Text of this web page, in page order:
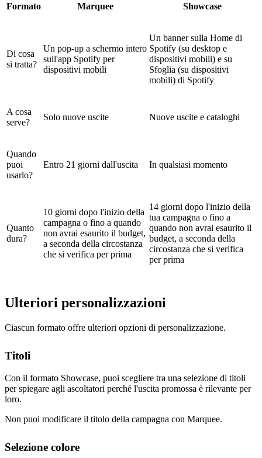
Formato Marquee Showcase
Di cosa
si tratta?
Un pop-up a schermo intero
sull'app Spotify per
dispositivi mobili
Un banner sulla Home di
Spotify (su desktop e
dispositivi mobili) e su
Sfoglia (su dispositivi
mobili) di Spotify
A cosa
serve?
Solo nuove uscite Nuove uscite e cataloghi
Quando
puoi
usarlo?
Entro 21 giorni dall'uscita In qualsiasi momento
Quanto
dura?
10 giorni dopo l'inizio della
campagna o fino a quando
non avrai esaurito il budget,
a seconda della circostanza
che si verifica per prima
14 giorni dopo l'inizio della
tua campagna o fino a
quando non avrai esaurito il
budget, a seconda della
circostanza che si verifica
per prima
Ulteriori personalizzazioni
Ciascun formato offre ulteriori opzioni di personalizzazione.
Titoli
Con il formato Showcase, puoi scegliere tra una selezione di titoli
per spiegare agli ascoltatori perché l'uscita promossa è rilevante per
loro.
Non puoi modificare il titolo della campagna con Marquee.
Selezione colore